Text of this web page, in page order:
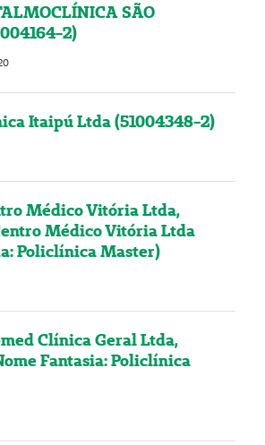
SÃO
2)
Itaipú Ltda (51004348-2)
Médico Vitória Ltda,
Médico Vitória Ltda
Policlínica Master)
Clínica Geral Ltda,
Fantasia: Policlínica